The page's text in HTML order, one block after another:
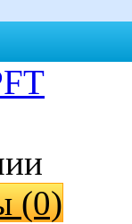
(0)